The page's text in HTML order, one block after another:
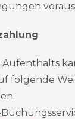
Aufenthalts
folgende